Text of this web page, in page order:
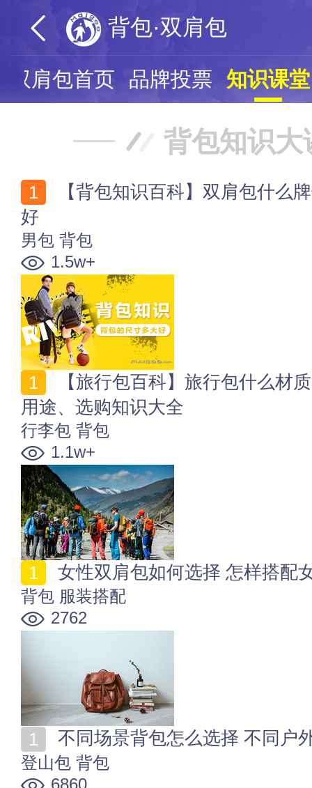
背包·双肩包
双肩包首页 品牌投票 知识课堂
背包知识大
好
男包 背包
1.5w+
用途、选购知识大全
行李包 背包
1.1w+
女性双肩包如何选择 怎样搭配
背包 服装搭配
2762
不同场景背包怎么选择 不同户
登山包 背包
6860